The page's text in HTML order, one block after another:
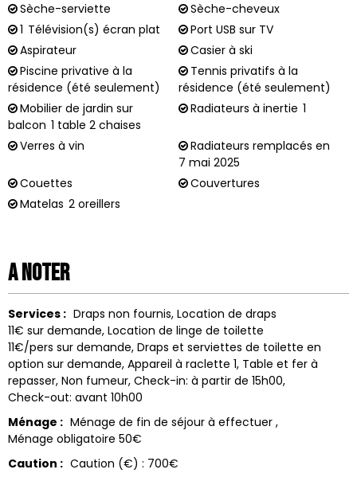
Sèche-serviette
Sèche-cheveux
1 Télévision(s) écran plat
Port USB sur TV
Aspirateur
Casier à ski
Piscine privative à la
résidence (été seulement)
Tennis privatifs à la
résidence (été seulement)
Mobilier de jardin sur
balcon 1 table 2 chaises
Radiateurs à inertie 1
Verres à vin
Radiateurs remplacés en
7 mai 2025
Couettes
Couvertures
Matelas 2 oreillers
A noter
Services : Draps non fournis Location de draps
11€ sur demande Location de linge de toilette
11€/pers sur demande Draps et serviettes de toilette en
option sur demande Appareil à raclette 1 Table et fer à
repasser Non fumeur Check-in: à partir de 15h00
Check-out: avant 10h00
Ménage : Ménage de fin de séjour à effectuer
Ménage obligatoire 50€
Caution : Caution (€) : 700€